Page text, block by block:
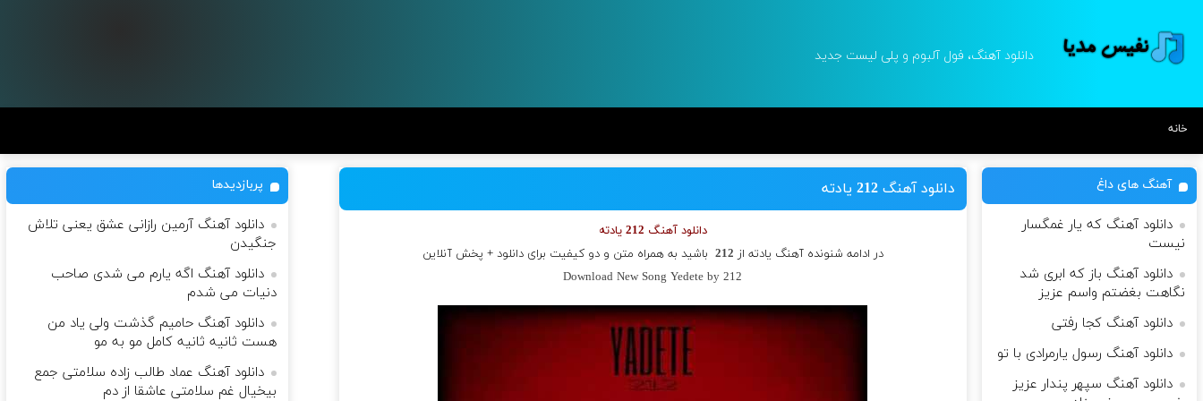
دانلود آهنگ، فول آلبوم و پلی لیست جدید
خانه
دانلود آهنگ 212 یادته
دانلود آهنگ 212 یادته
در ادامه شنونده آهنگ یادته از 212 باشید به همراه متن و دو کیفیت برای دانلود + پخش آنلاین
Download New Song Yedete by 212
آهنگ های داغ
دانلود آهنگ که یار غمگسار
نیست
دانلود آهنگ باز که ابری شد
نگاهت بغضتم واسم عزیز
دانلود آهنگ کجا رفتی
دانلود آهنگ رسول یارمرادی با تو
دانلود آهنگ سپهر پندار عزیز
پربازدیدها
دانلود آهنگ آرمین رازانی عشق یعنی تلاش
جنگیدن
دانلود آهنگ اگه یارم می شدی صاحب
دنیات می شدم
دانلود آهنگ حامیم گذشت ولی یاد من
هست ثانیه ثانیه کامل مو به مو
دانلود آهنگ عماد طالب زاده سلامتی جمع
بیخیال غم سلامتی عاشقا از دم